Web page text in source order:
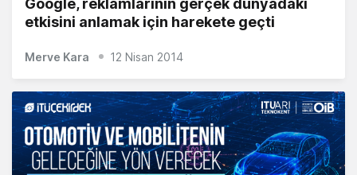
Google, reklamlarının gerçek dünyadaki
etkisini anlamak için harekete geçti
Merve Kara 12 Nisan 2014